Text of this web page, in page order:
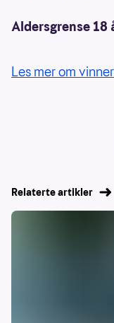
Aldersgrense 18
Les mer om
Relaterte artikler